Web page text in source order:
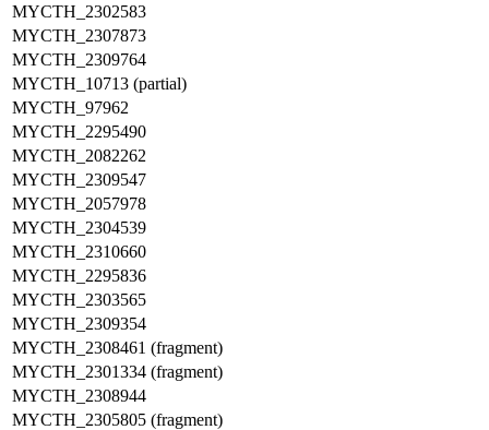
MYCTH_2302583
MYCTH_2307873
MYCTH_2309764
MYCTH_10713 (partial)
MYCTH_97962
MYCTH_2295490
MYCTH_2082262
MYCTH_2309547
MYCTH_2057978
MYCTH_2304539
MYCTH_2310660
MYCTH_2295836
MYCTH_2303565
MYCTH_2309354
MYCTH_2308461 (fragment)
MYCTH_2301334 (fragment)
MYCTH_2308944
MYCTH_2305805 (fragment)